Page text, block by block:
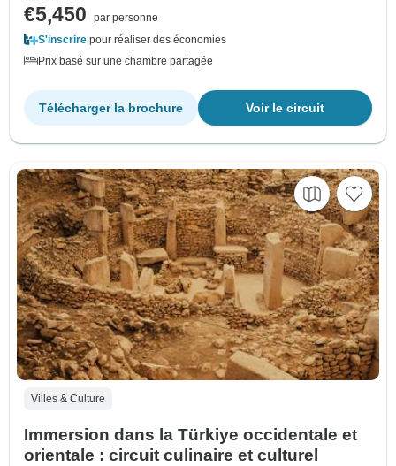
€5,450
par personne
S'inscrire pour réaliser des économies
Prix basé sur une chambre partagée
Voir le circuit
Télécharger la brochure
Villes & Culture
Immersion dans la Türkiye occidentale et
orientale : circuit culinaire et culturel